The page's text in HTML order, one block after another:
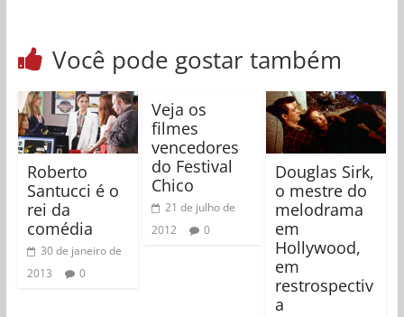
Você pode gostar também
Roberto
Santucci é o
rei da
comédia
30 de janeiro de
2013
0
Veja os
filmes
vencedores
do Festival
Chico
21 de julho de
2012
0
Douglas Sirk,
o mestre do
melodrama
em
Hollywood,
em
restrospectiv
a